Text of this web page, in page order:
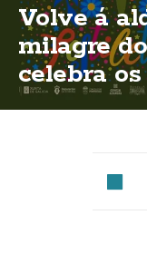
Volve á
milagre
celebra
agosto